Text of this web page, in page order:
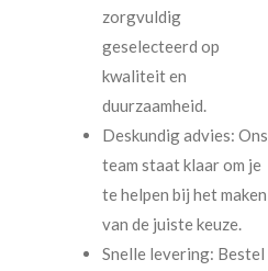
zorgvuldig
geselecteerd op
kwaliteit en
duurzaamheid.
Deskundig advies: Ons
team staat klaar om je
te helpen bij het maken
van de juiste keuze.
Snelle levering: Bestel